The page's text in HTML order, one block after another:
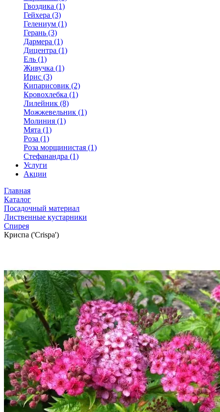
Гвоздика (1)
Гейхера (3)
Гелениум (1)
Герань (3)
Дармера (1)
Дицентра (1)
Ель (1)
Живучка (1)
Ирис (3)
Кипарисовик (2)
Кровохлебка (1)
Лилейник (8)
Можжевельник (1)
Молиния (1)
Мята (1)
Роза (1)
Роза морщинистая (1)
Стефанандра (1)
Услуги
Акции
Главная
Каталог
Посадочный материал
Лиственные кустарники
Спирея
Криспа ('Crispa')